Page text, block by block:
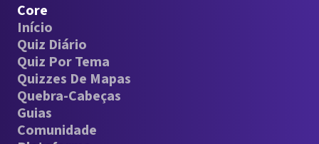
Core
Início
Quiz Diário
Quiz Por Tema
Quizzes De Mapas
Quebra-Cabeças
Guias
Comunidade